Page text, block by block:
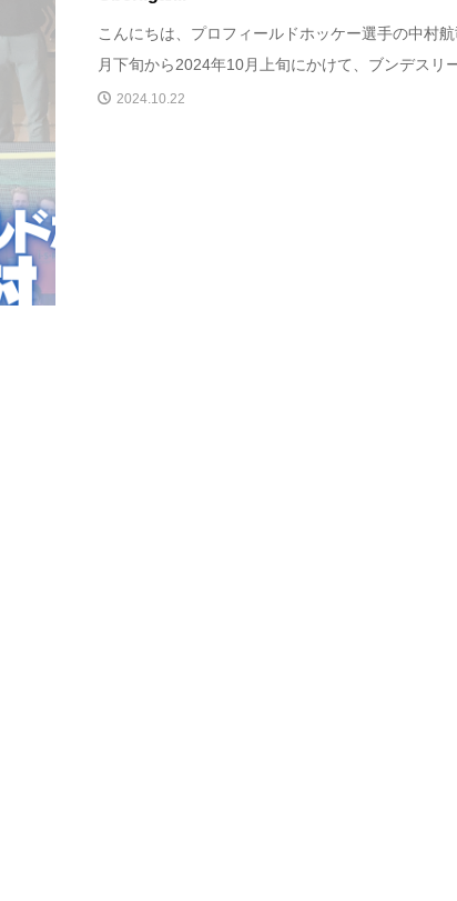
こんにちは、プロフィールドホッケー選手の中村
月下旬から2024年10月上旬にかけて、ブンデスリ
2024.10.22